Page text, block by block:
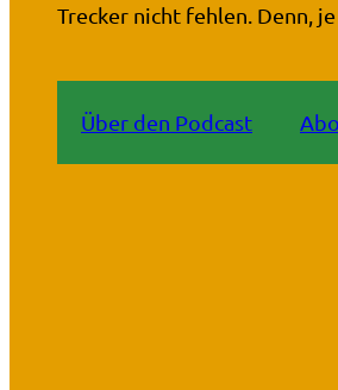
Trecker nicht fehlen. Denn,
Über den Podcast